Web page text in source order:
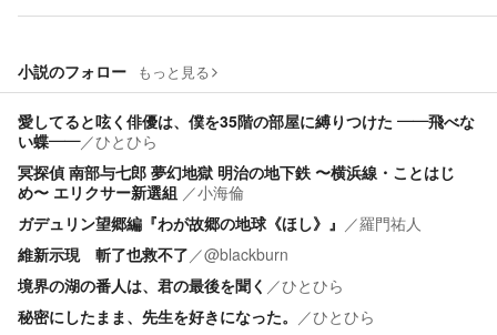
小説のフォロー もっと見る
愛してると呟く俳優は、僕を35階の部屋に縛りつけた ——飛べな
い蝶——／ひとひら
冥探偵 南部与七郎 夢幻地獄 明治の地下鉄 〜横浜線・ことはじ
め〜 エリクサー新選組 ／小海倫
ガデュリン望郷編『わが故郷の地球《ほし》』 ／羅門祐人
維新示現 斬了也救不了／@blackburn
境界の湖の番人は、君の最後を聞く ／ひとひら
秘密にしたまま、先生を好きになった。 ／ひとひら